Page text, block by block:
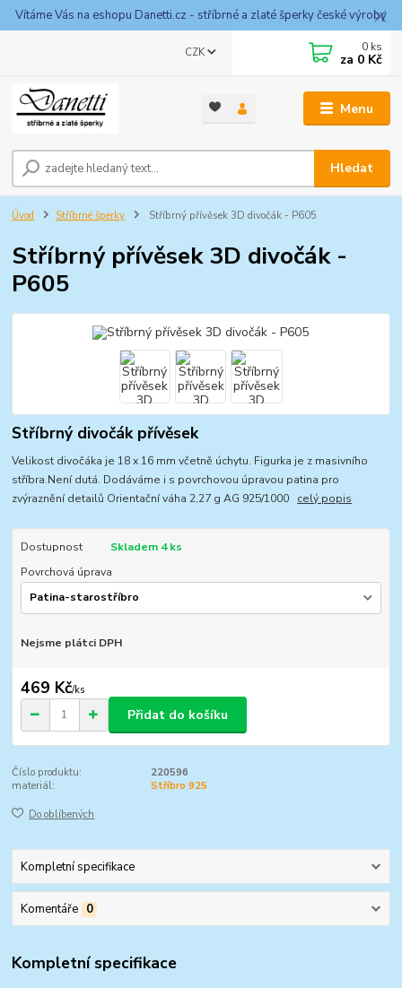
Vítáme Vás na eshopu Danetti.cz - stříbrné a zlaté šperky české výroby
Menu
CZK
Hledat
0 ks
za 0 Kč
Úvod Stříbrné šperky Stříbrný přívěsek 3D divočák - P605
Stříbrný přívěsek 3D divočák -
P605
Stříbrný divočák přívěsek
Velikost divočáka je 18 x 16 mm včetně úchytu. Figurka je z masivního
stříbra.Není dutá. Dodáváme i s povrchovou úpravou patina pro
zvýraznění detailů Orientační váha 2,27 g AG 925/1000 celý popis
Dostupnost
Skladem 4 ks
Povrchová úprava
Nejsme plátci DPH
469 Kč/ks
Přidat do košíku
Číslo produktu:
220596
materiál:
Stříbro 925
Do oblíbených
Kompletní specifikace
Komentáře 0
Kompletní specifikace